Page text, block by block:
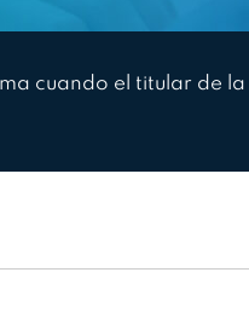
cuando el titular de